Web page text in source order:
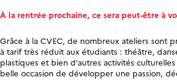
À la rentrée prochaine, ce sera peut-être à
Grâce à la CVEC, de nombreux ateliers sont
à tarif très réduit aux étudiants : théâtre,
plastiques et bien d’autres activités
belle occasion de développer une passion,